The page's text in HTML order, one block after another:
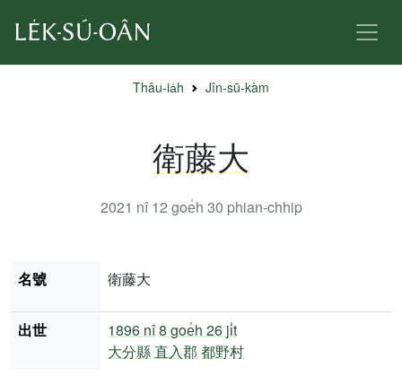
Thâu-ia̍h Jîn-sū-kàm
衛藤大
2021 nî 12 goe̍h 30 phian-chhip
名號 衛藤大
出世 1896 nî8 goe̍h 26 ji̍t
大分縣直入郡 都野村